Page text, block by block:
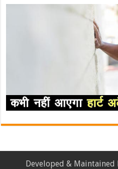
Developed & Maintained